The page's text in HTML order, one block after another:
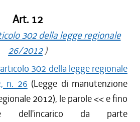
Art. 12
302 della legge regionale
26/2012)
302 della legge regionale
n. 26 (Legge di manutenzione
2012), le parole << e fino
dell'incarico da parte